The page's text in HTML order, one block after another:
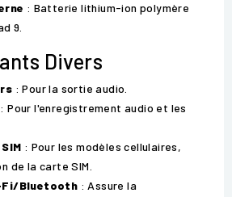
: Batterie lithium-ion polymère
9.
Divers
: Pour la sortie audio.
: Pour l'enregistrement audio et les
: Pour les modèles cellulaires,
de la carte SIM.
Fi/Bluetooth : Assure la